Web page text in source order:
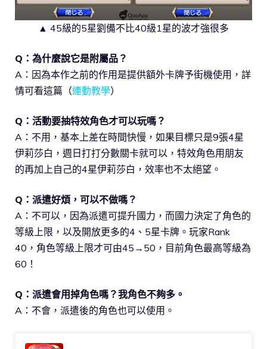
▲ 45級的5星劉備不比40級1星的波才強很多
Q：為什麼說它是附屬品？
A：因為本作之前的作用是提供額外卡牌予街機使用，詳
情可看這篇（連動教學）
Q：活動要抽特效角色才可以玩嗎？
A：不用，基本上差在時間快慢，如果目標只是9張4星
伊莉莎白，週日打打分數關卡就可以，特效角色用朋友
的再加上自己的4星伊莉莎白，效率也不太絕望。
Q：派遣好煩，可以不做嗎？
A：不可以，因為派遣可提升國力，而國力決定了角色的
等級上限，以及開放更多的4、5星卡牌。玩家Rank
40，角色等級上限才可由45→50，目前角色最高等級為
60！
Q：派遣會用掉角色嗎？我角色不夠多。
A：不會，派遣後的角色也可以使用。